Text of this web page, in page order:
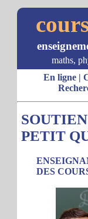
maths,
En ligne|
PETIT
DES